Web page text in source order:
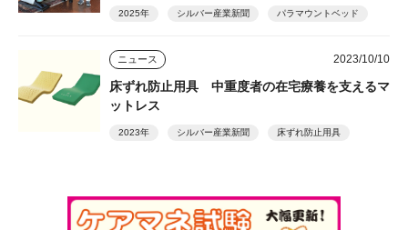
2025年 シルバー産業新聞 パラマウントベッド
ニュース 2023/10/10
床ずれ防止用具 中重度者の在宅療養を支えるマ
ットレス
2023年 シルバー産業新聞 床ずれ防止用具